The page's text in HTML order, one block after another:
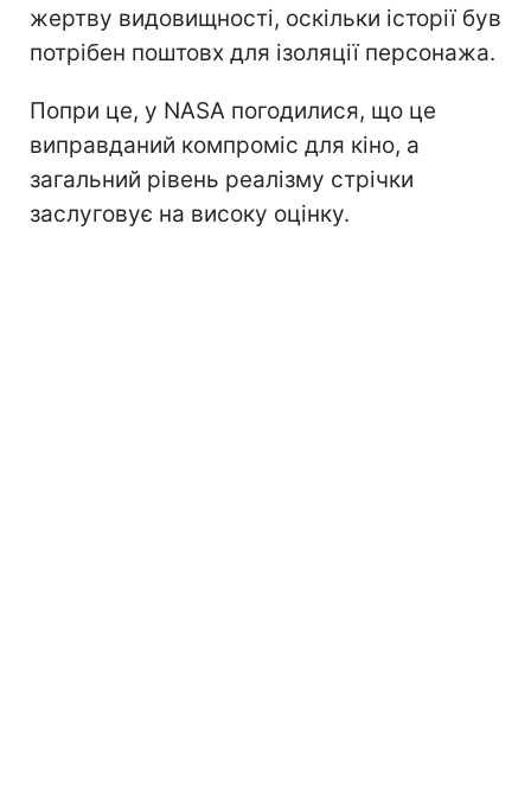
жертву видовищності, оскільки історії був
потрібен поштовх для ізоляції персонажа.
Попри це, у NASA погодилися, що це
виправданий компроміс для кіно, а
загальний рівень реалізму стрічки
заслуговує на високу оцінку.